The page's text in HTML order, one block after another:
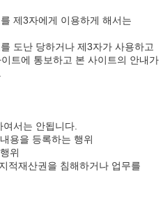
제3자에게 이용하게 해서는
도난 당하거나 제3자가 사용하고
트에 통보하고 본 사이트의 안내가
서는 안됩니다.
용을 등록하는 행위
위
적재산권을 침해하거나 업무를